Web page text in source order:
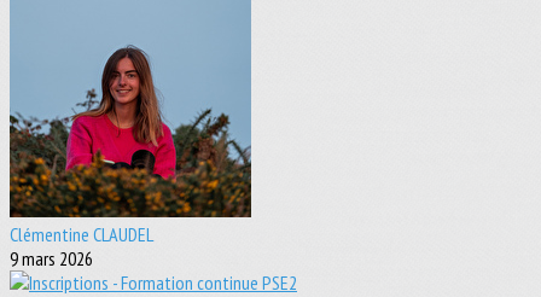
Clémentine CLAUDEL
9 mars 2026